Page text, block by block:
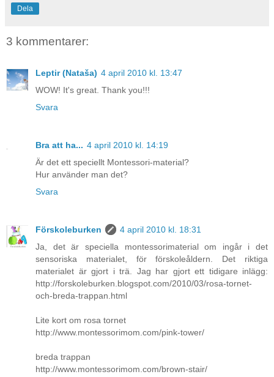
Dela
3 kommentarer:
Leptir (Nataša) 4 april 2010 kl. 13:47
WOW! It's great. Thank you!!!
Svara
Bra att ha... 4 april 2010 kl. 14:19
Är det ett speciellt Montessori-material?
Hur använder man det?
Svara
Förskoleburken
4 april 2010 kl. 18:31
Ja, det är speciella montessorimaterial om ingår i det
sensoriska materialet, för förskoleåldern. Det riktiga
materialet är gjort i trä. Jag har gjort ett tidigare inlägg:
http://forskoleburken.blogspot.com/2010/03/rosa-tornet-
och-breda-trappan.html
Lite kort om rosa tornet
http://www.montessorimom.com/pink-tower/
breda trappan
http://www.montessorimom.com/brown-stair/